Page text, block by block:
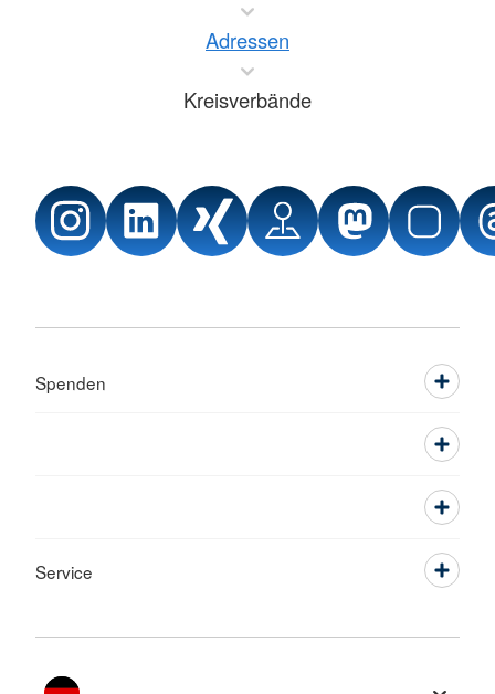
Adressen
Kreisverbände
Spenden
Service
Sprache wechseln zu